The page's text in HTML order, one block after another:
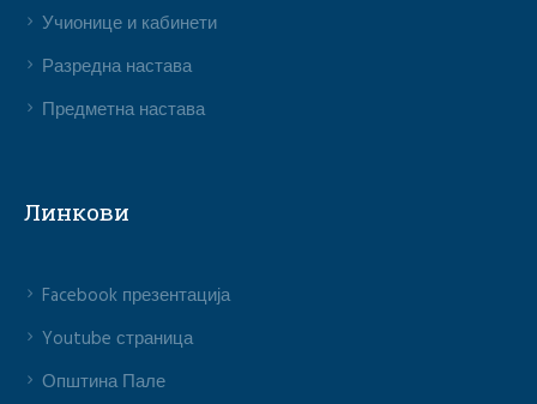
Учионице и кабинети
Разредна настава
Предметна настава
Линкови
Facebook презентација
Youtube страница
Општина Пале